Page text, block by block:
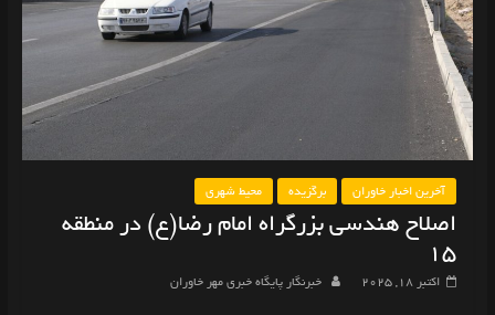
آخرین اخبار خاوران برگزیده محیط شهری
اصلاح هندسی بزرگراه امام رضا(ع) در منطقه
۱۵
اکتبر 18, 2025 خبرنگار پایگاه خبری مهر خاوران